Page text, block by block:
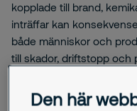
kopplade till brand,
inträffar kan
både människor och
till skador, driftstopp och
Den här